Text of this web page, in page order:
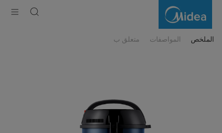
vacuum
Cleaner
الملخص المواصفات متعلق ب